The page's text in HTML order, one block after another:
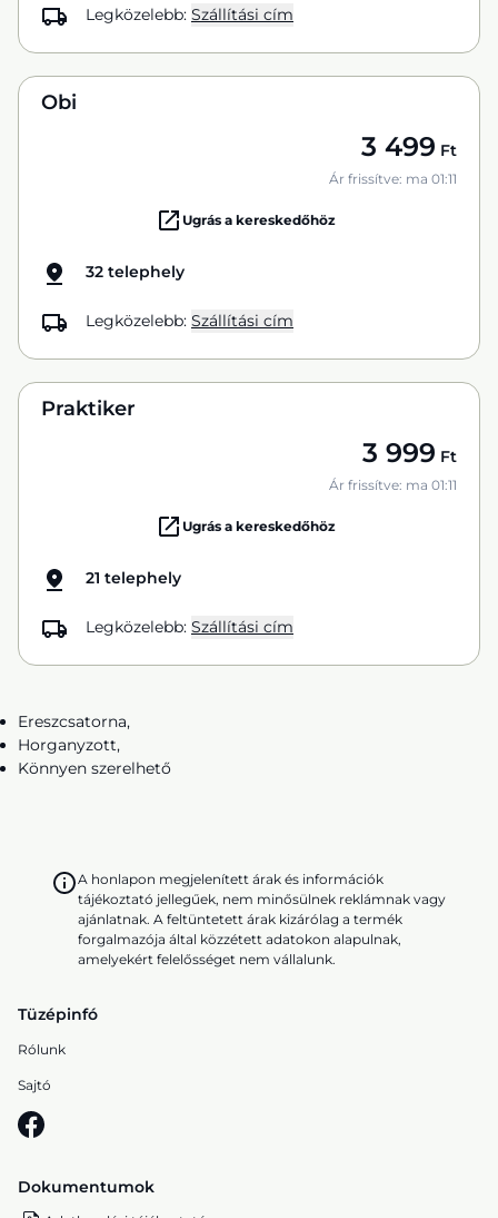
Legközelebb: Szállítási cím
Obi
3 499 Ft
Ár frissítve: ma 01:11
Ugrás a kereskedőhöz
32 telephely
Legközelebb: Szállítási cím
Praktiker
3 999 Ft
Ár frissítve: ma 01:11
Ugrás a kereskedőhöz
21 telephely
Legközelebb: Szállítási cím
Ereszcsatorna,
Horganyzott,
Könnyen szerelhető
A honlapon megjelenített árak és információk
tájékoztató jellegűek, nem minősülnek reklámnak vagy
ajánlatnak. A feltüntetett árak kizárólag a termék
forgalmazója által közzétett adatokon alapulnak,
amelyekért felelősséget nem vállalunk.
Tüzépinfó
Rólunk
Sajtó
Dokumentumok